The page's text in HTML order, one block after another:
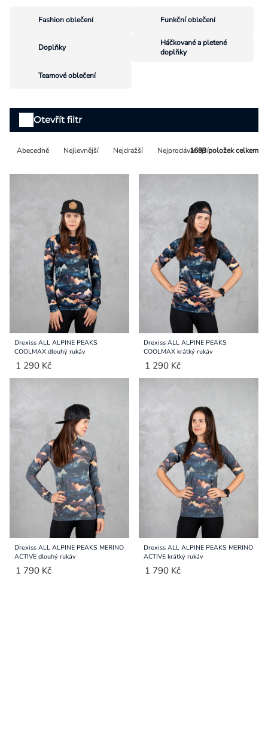
Fashion oblečení Funkční oblečení
Doplňky
Háčkované a pletené
doplňky
Teamové oblečení
Řazení
Abecedně Nejlevnější Nejdražší Nejprodávanější
1699položek celkem
Otevřít filtr
Výpis
produktů
Drexiss ALL ALPINE PEAKS
COOLMAX dlouhý rukáv
1 290 Kč
Drexiss ALL ALPINE PEAKS
COOLMAX krátký rukáv
1 290 Kč
Drexiss ALL ALPINE PEAKS MERINO
ACTIVE dlouhý rukáv
1 790 Kč
Drexiss ALL ALPINE PEAKS MERINO
ACTIVE krátký rukáv
1 790 Kč